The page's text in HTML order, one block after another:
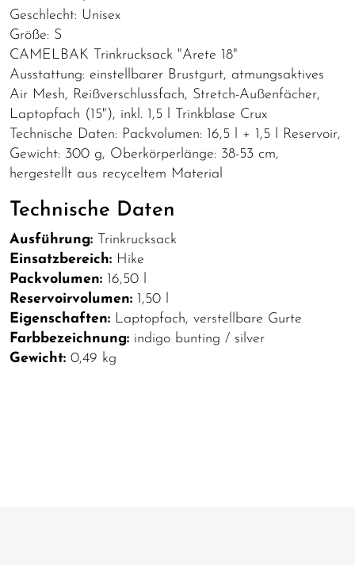
Geschlecht: Unisex
Größe: S
CAMELBAK Trinkrucksack "Arete 18"
Ausstattung: einstellbarer Brustgurt, atmungsaktives
Air Mesh, Reißverschlussfach, Stretch-Außenfächer,
Laptopfach (15"), inkl. 1,5 l Trinkblase Crux
Technische Daten: Packvolumen: 16,5 l + 1,5 l Reservoir,
Gewicht: 300 g, Oberkörperlänge: 38-53 cm,
hergestellt aus recyceltem Material
Technische Daten
Ausführung: Trinkrucksack
Einsatzbereich: Hike
Packvolumen: 16,50 l
Reservoirvolumen: 1,50 l
Eigenschaften: Laptopfach, verstellbare Gurte
Farbbezeichnung: indigo bunting / silver
Gewicht: 0,49 kg